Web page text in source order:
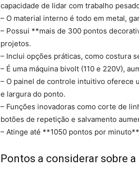
capacidade de lidar com trabalho
– O material interno é todo em metal,
– Possui **mais de 300 pontos
projetos.
– Inclui opções práticas, como costura
– É uma máquina bivolt (110 e 220V),
– O painel de controle intuitivo oferece
e largura do ponto.
– Funções inovadoras como corte de
botões de repetição e salvamento
– Atinge até **1050 pontos por
Pontos a considerar sobre a